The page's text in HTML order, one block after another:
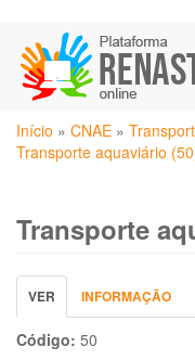
para
conteúdo
principal
Você
está
Início » CNAE »
Transporte aquaviário
Transporte
Abas
primárias
VER (ABA
ATIVA)
INFORMAÇÃO
Código: 50